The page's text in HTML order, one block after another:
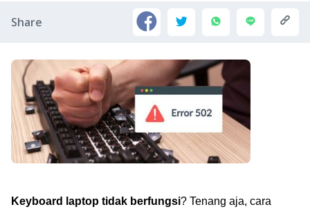
Share
Keyboard laptop tidak berfungsi? Tenang aja, cara